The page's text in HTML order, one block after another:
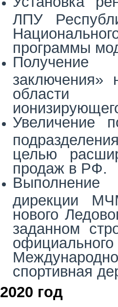
ЛПУ
программы
Получение
заключения»
области
Увеличение
целью
продаж в РФ.
дирекции
нового
заданном
спортивная
2020 год